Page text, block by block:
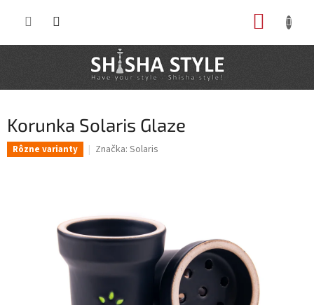
Korunka Solaris Glaze
Rôzne varianty Značka: Solaris